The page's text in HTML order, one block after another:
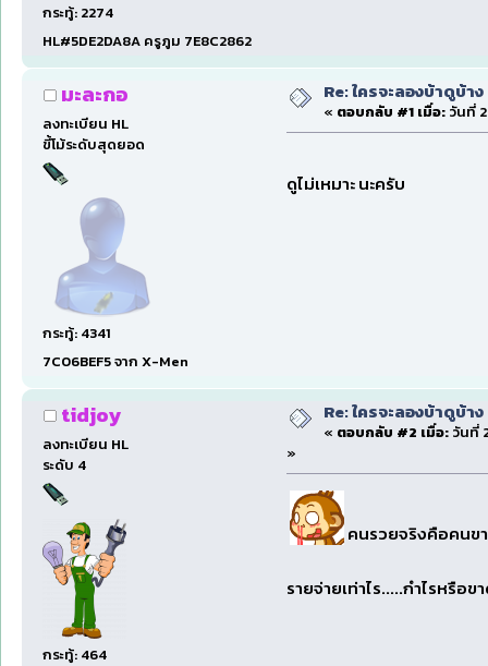
กระทู้: 2274
HL#5DE2DA8A ครูภูม 7E8C2862
มะละกอ
ลงทะเบียน HL
ขี้โม้ระดับสุดยอด
กระทู้: 4341
7C06BEF5 จาก X-Men
Re: ใครจะลองบ้าดูบ้าง
« ตอบกลับ #1 เมื่อ:วันที่ 2
ดูไม่เหมาะ นะครับ
tidjoy
ลงทะเบียน HL
ระดับ 4
กระทู้: 464
Re: ใครจะลองบ้าดูบ้าง
« ตอบกลับ #2 เมื่อ:วันที่
»
คนรวยจริงคือคนข
รายจ่ายเท่าไร.....กำไรหรือ